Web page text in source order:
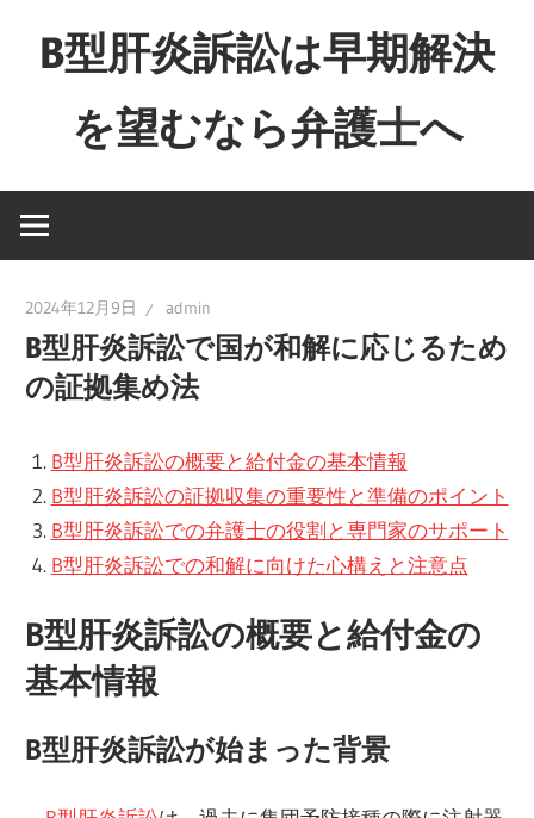
へ
キ
B型肝炎訴訟は早期解決
を望むなら弁護士へ
another
2024年12月9日 admin
B型肝炎訴訟で国が和解に応じるため
の証拠集め法
B型肝炎訴訟の概要と給付金の基本情報
B型肝炎訴訟の証拠収集の重要性と準備のポイント
B型肝炎訴訟での弁護士の役割と専門家のサポート
B型肝炎訴訟での和解に向けた心構えと注意点
B型肝炎訴訟の概要と給付金の
基本情報
B型肝炎訴訟が始まった背景